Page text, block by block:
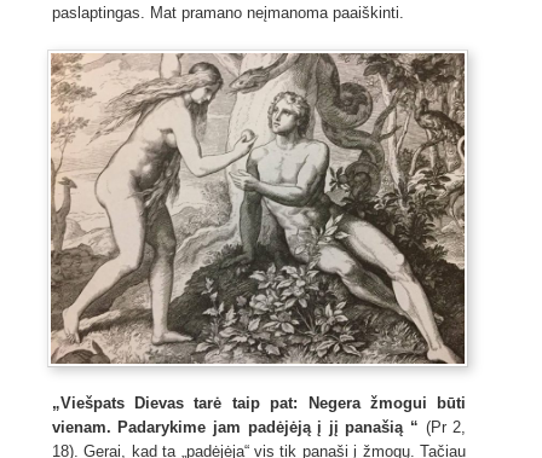
paslaptingas. Mat pramano neįmanoma paaiškinti.
„Viešpats Dievas tarė taip pat: Negera žmogui būti
vienam. Padarykime jam padėjėją į jį panašią “ (Pr 2,
18). Gerai, kad ta „padėjėja“ vis tik panaši į žmogų. Tačiau